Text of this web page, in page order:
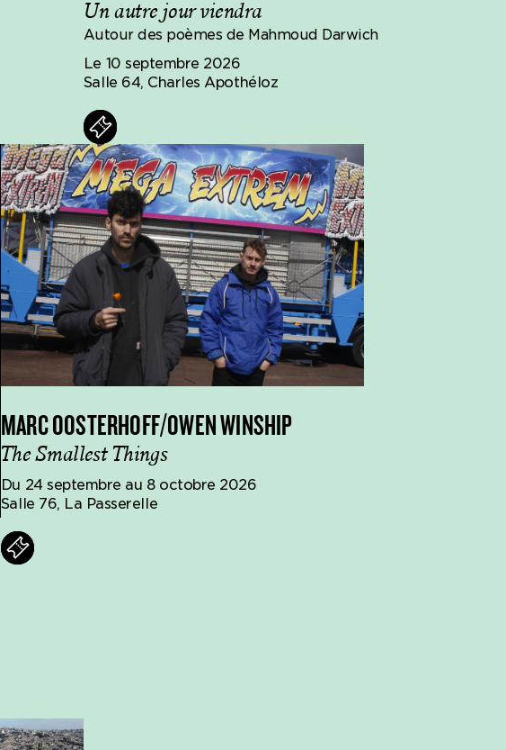
Un autre jour viendra
Autour des poèmes de Mahmoud Darwich
Le 10 septembre 2026
Salle 64, Charles Apothéloz
MARC OOSTERHOFF/OWEN WINSHIP
The Smallest Things
Du 24 septembre au 8 octobre 2026
Salle 76, La Passerelle